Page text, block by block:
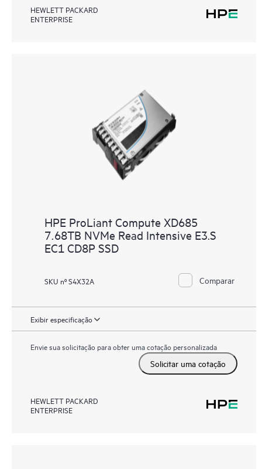
HEWLETT PACKARD
ENTERPRISE
HPE ProLiant Compute XD685
7.68TB NVMe Read Intensive E3.S
EC1 CD8P SSD
SKU nº S4X32A Comparar
Exibir especificação
Envie sua solicitação para obter uma cotação personalizada
Solicitar uma cotação
HEWLETT PACKARD
ENTERPRISE